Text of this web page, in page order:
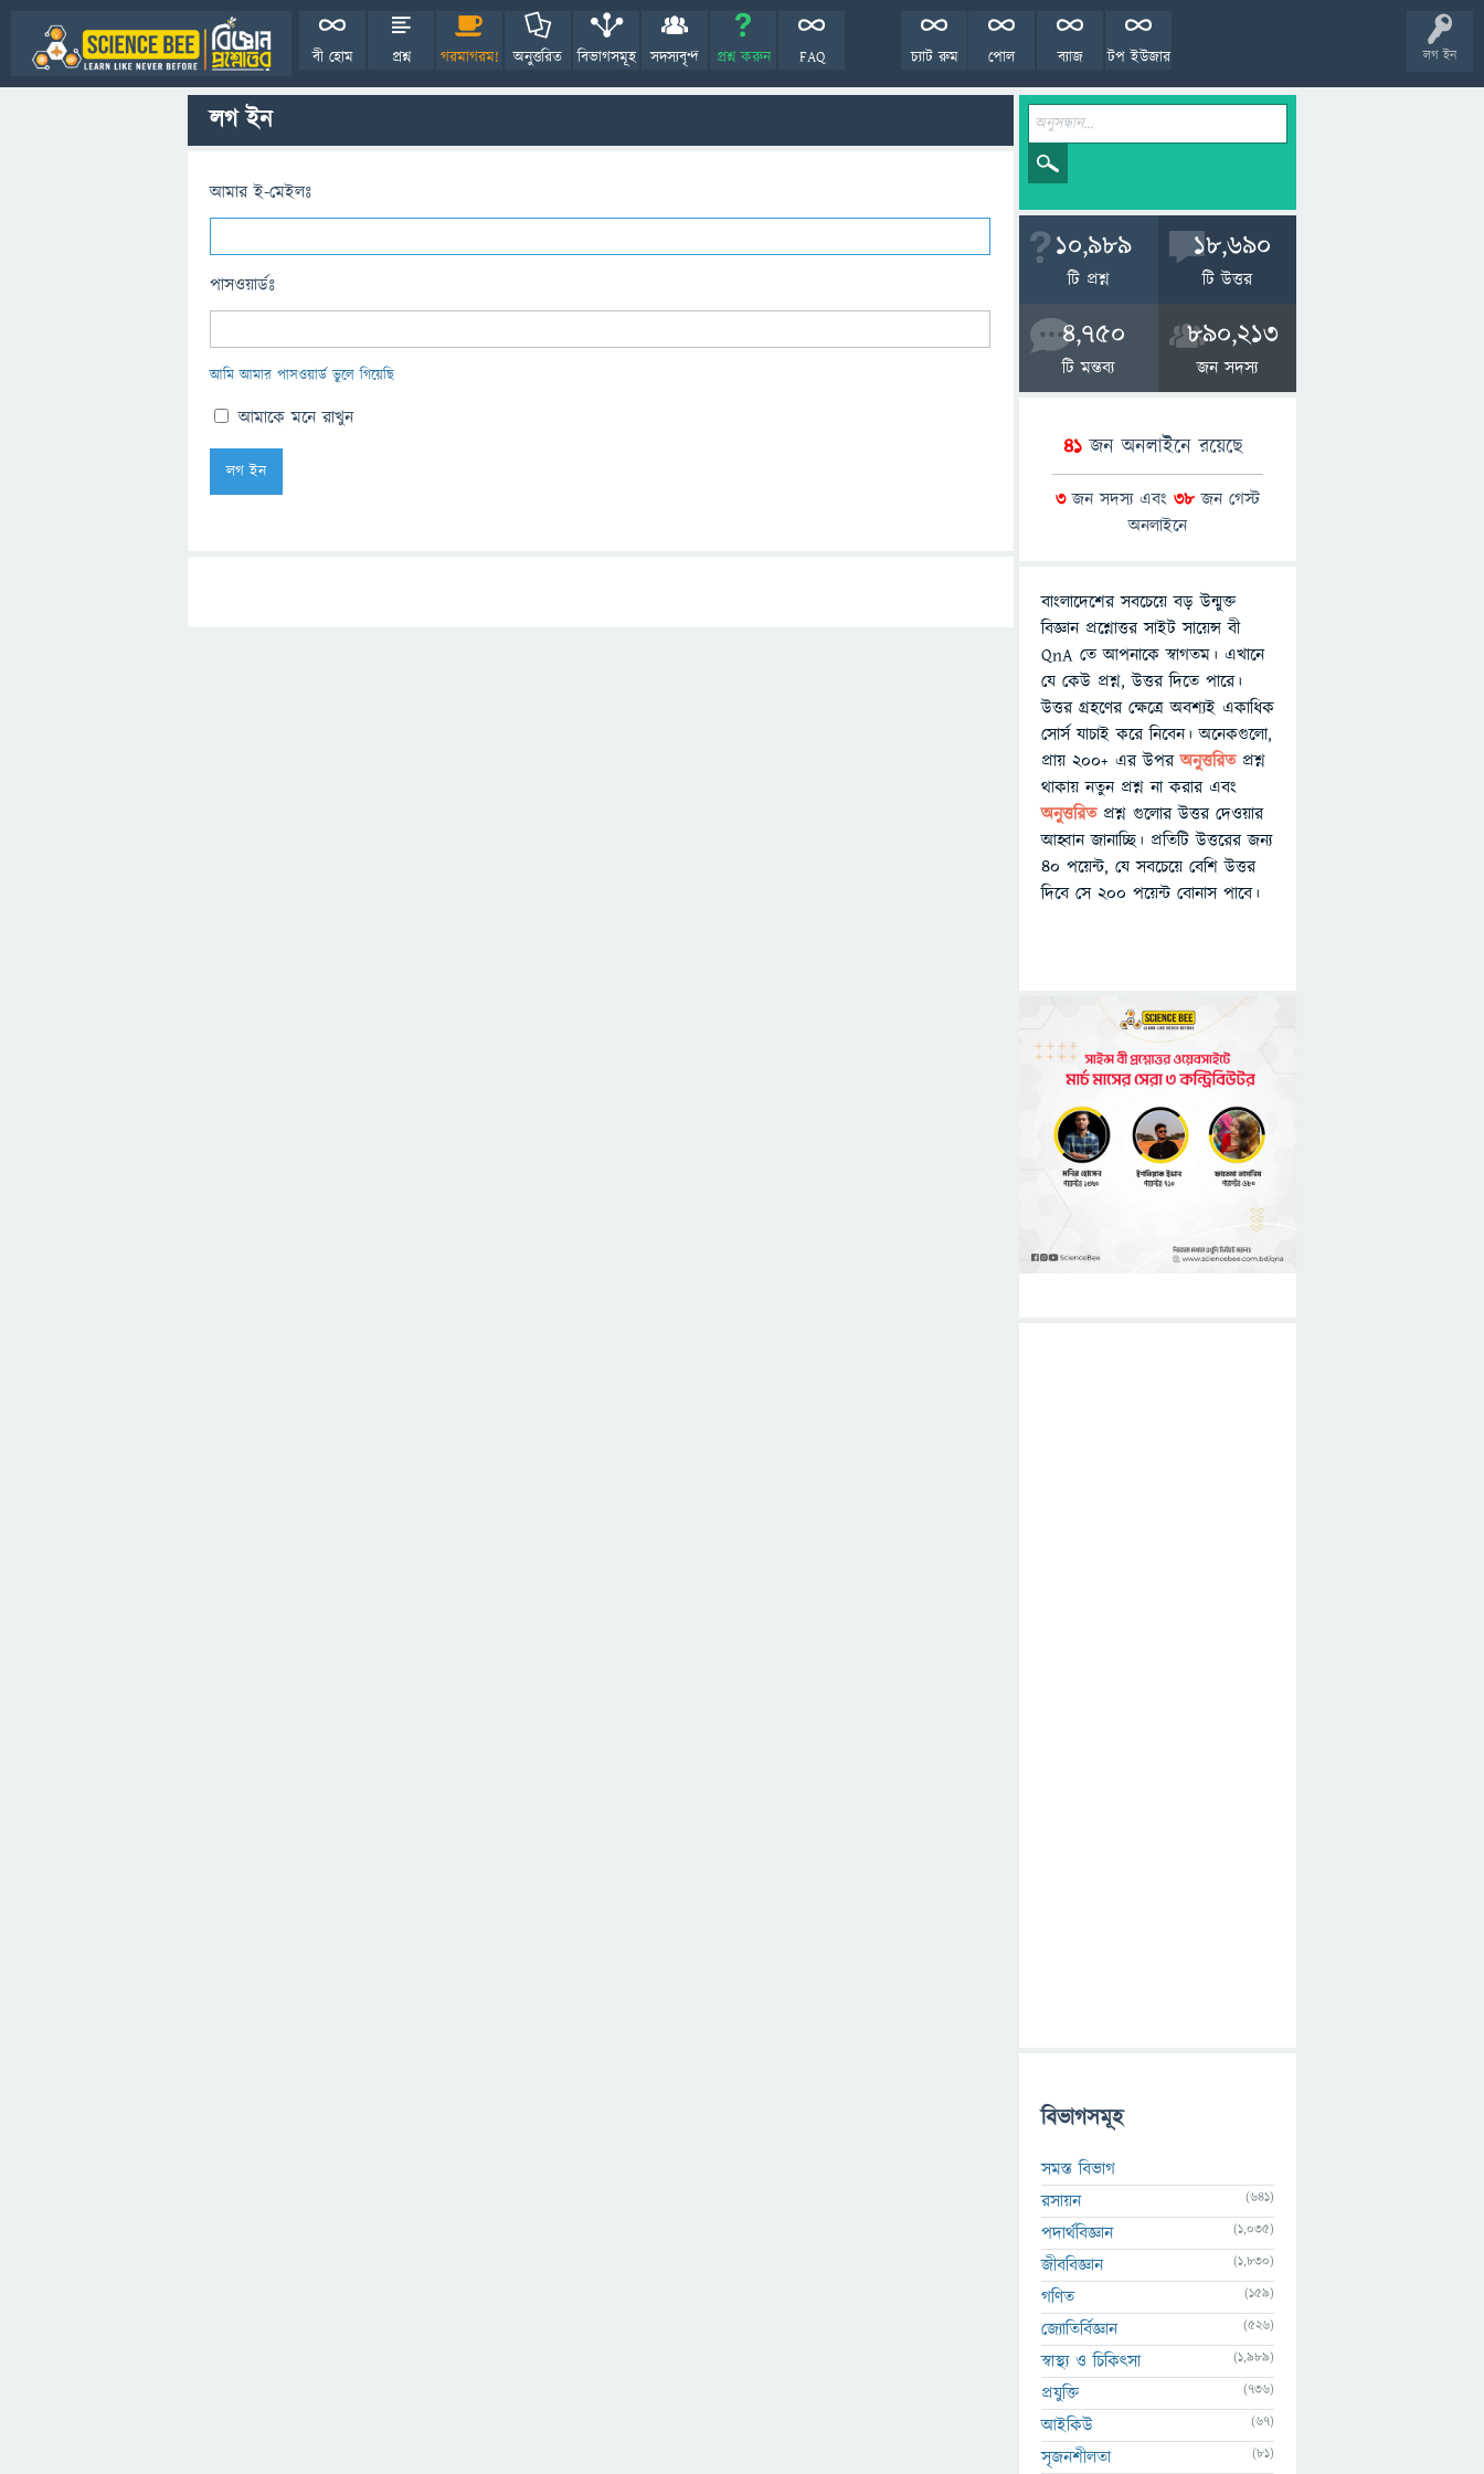
লগ ইন
বী হোম প্রশ্ন গরমাগরম! অনুত্তরিত বিভাগসমূহ সদস্যবৃন্দ প্রশ্ন করুন FAQ টপ ইউজার
ব্যাজ
পোল
চ্যাট রুম
লগ ইন
আমার ই-মেইলঃ
পাসওয়ার্ডঃ
আমি আমার পাসওয়ার্ড ভুলে গিয়েছি
আমাকে মনে রাখুন
10,989
টি প্রশ্ন
18,690
টি উত্তর
4,750
টি মন্তব্য
890,213
জন সদস্য
41 জন অনলাইনে রয়েছে
3জন সদস্য এবং 38 জন গেস্ট
অনলাইনে
বাংলাদেশের সবচেয়ে বড় উন্মুক্ত
বিজ্ঞান প্রশ্নোত্তর সাইট সায়েন্স বী
QnA তে আপনাকে স্বাগতম। এখানে
যে কেউ প্রশ্ন, উত্তর দিতে পারে।
উত্তর গ্রহণের ক্ষেত্রে অবশ্যই একাধিক
সোর্স যাচাই করে নিবেন। অনেকগুলো,
প্রায় ২০০+ এর উপরঅনুত্তরিতপ্রশ্ন
থাকায় নতুন প্রশ্ন না করার এবং
অনুত্তরিত প্রশ্ন গুলোর উত্তর দেওয়ার
আহ্বান জানাচ্ছি। প্রতিটি উত্তরের জন্য
৪০ পয়েন্ট, যে সবচেয়ে বেশি উত্তর
দিবে সে ২০০ পয়েন্ট বোনাস পাবে।
বিভাগসমূহ
সমস্ত বিভাগ
রসায়ন
(641)
পদার্থবিজ্ঞান (1,035)
জীববিজ্ঞান (1,830)
গণিত (159)
জ্যোতির্বিজ্ঞান (526)
স্বাস্থ্য ও চিকিৎসা (1,989)
প্রযুক্তি (736)
আইকিউ (67)
সৃজনশীলতা (81)